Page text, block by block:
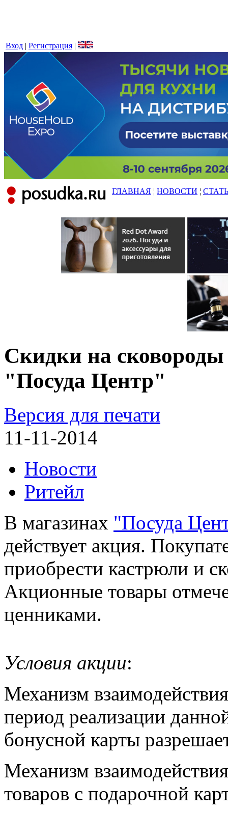
Вход | Регистрация |
ГЛАВНАЯ ¦ НОВОСТИ ¦
Скидки на
"Посуда Центр"
Версия для печати
11-11-2014
Новости
Ритейл
В магазинах "Посуда
действует акция.
приобрести кастрюли и
Акционные товары
ценниками.
Условия акции:
Механизм
период реализации
бонусной карты
Механизм
товаров с подарочной